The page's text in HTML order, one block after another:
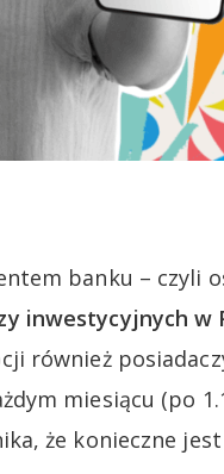
banku – czyli
inwestycyjnych w
również
miesiącu (po
że konieczne